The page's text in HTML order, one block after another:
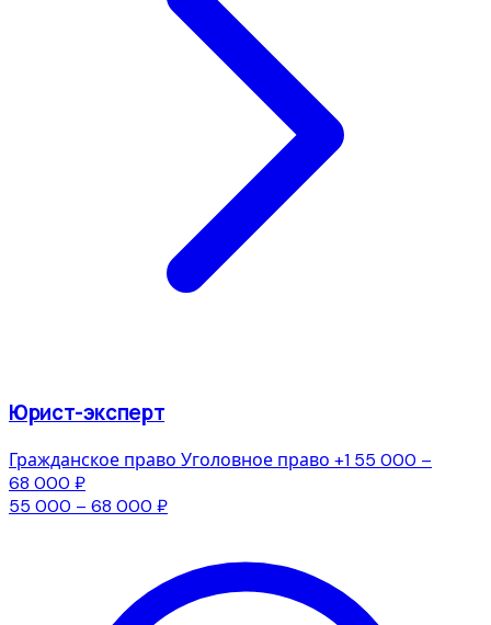
Юрист-эксперт
Гражданское право Уголовное право +1 55 000 –
68 000 ₽
55 000 – 68 000 ₽